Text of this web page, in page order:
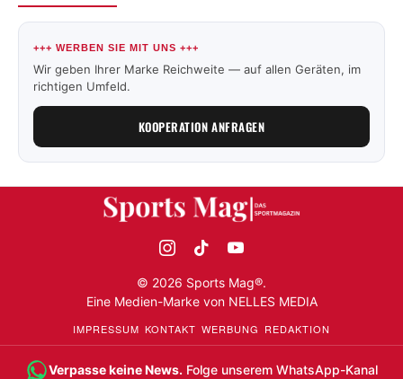
+++ WERBEN SIE MIT UNS +++
Wir geben Ihrer Marke Reichweite — auf allen Geräten, im
richtigen Umfeld.
KOOPERATION ANFRAGEN
© 2026 Sports Mag®.
Eine Medien-Marke von NELLES MEDIA
IMPRESSUM KONTAKT WERBUNG REDAKTION
Verpasse keine News. Folge unserem WhatsApp-Kanal